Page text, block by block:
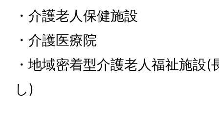
・介護老人保健施設
・介護医療院
・地域密着型介護老人福祉施設
し)